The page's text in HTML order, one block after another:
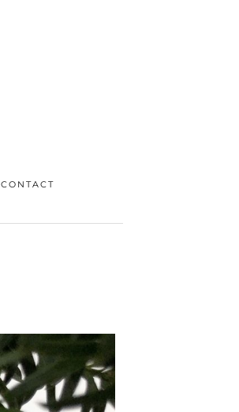
CONTACT